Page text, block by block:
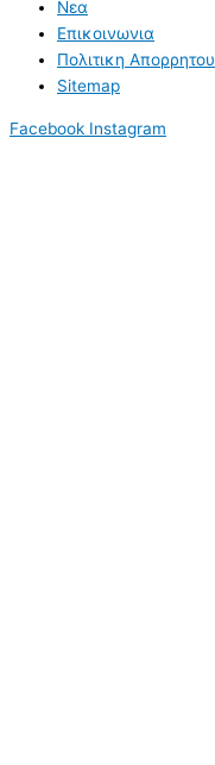
Νεα
Επικοινωνια
Πολιτικη Απορρητου
Sitemap
Facebook Instagram